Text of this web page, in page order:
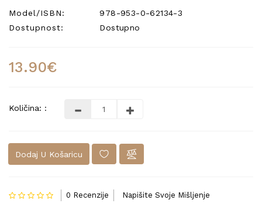
Model/ISBN:
978-953-0-62134-3
Dostupnost:
Dostupno
13.90€
Količina: :
Dodaj U Košaricu
0 Recenzije Napišite Svoje Mišljenje